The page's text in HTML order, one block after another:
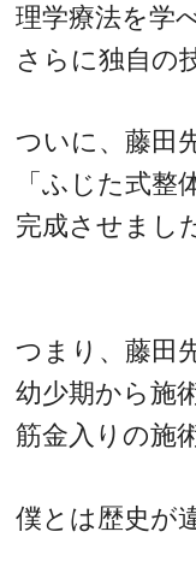
理学療法を学
さらに独自の
ついに、藤田
「ふじた式整
完成させまし
つまり、藤田
幼少期から施
筋金入りの施
僕とは歴史が